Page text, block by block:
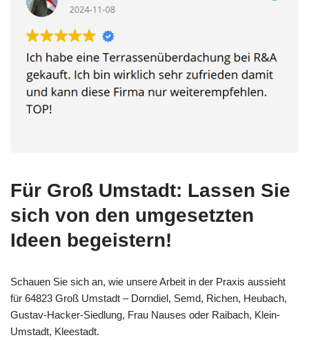
Für Groß Umstadt: Lassen Sie
sich von den umgesetzten
Ideen begeistern!
Schauen Sie sich an, wie unsere Arbeit in der Praxis aussieht
für 64823 Groß Umstadt – Dorndiel, Semd, Richen, Heubach,
Gustav-Hacker-Siedlung, Frau Nauses oder Raibach, Klein-
Umstadt, Kleestadt.